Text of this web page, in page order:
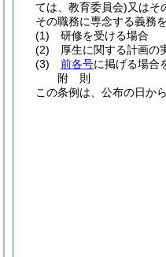
ては、教育委員会)又はそ
その職務に専念する義務
(1)
研修を受ける場合
(2)
厚生に関する計画の
(3)
前各号に掲げる場合
附 則
この条例は、公布の日か